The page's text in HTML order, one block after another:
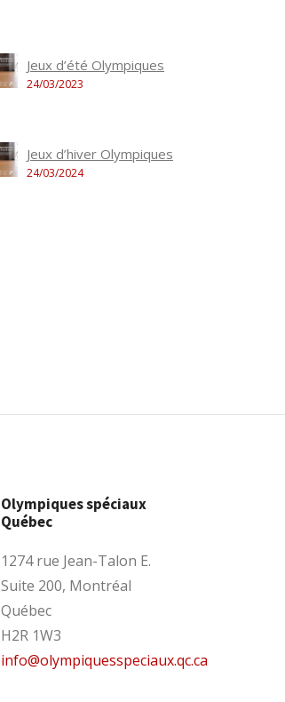
Jeux d’été Olympiques
24/03/2023
Jeux d’hiver Olympiques
24/03/2024
Olympiques spéciaux
Québec
1274 rue Jean-Talon E.
Suite 200, Montréal
Québec
H2R 1W3
info@olympiquesspeciaux.qc.ca